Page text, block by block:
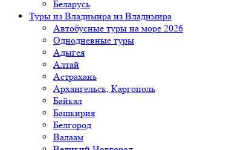
Беларусь
Туры из Владимира из Владимира
Автобусные туры на море 2026
Однодневные туры
Адыгея
Алтай
Астрахань
Архангельск, Каргополь
Байкал
Башкирия
Белгород
Валаам